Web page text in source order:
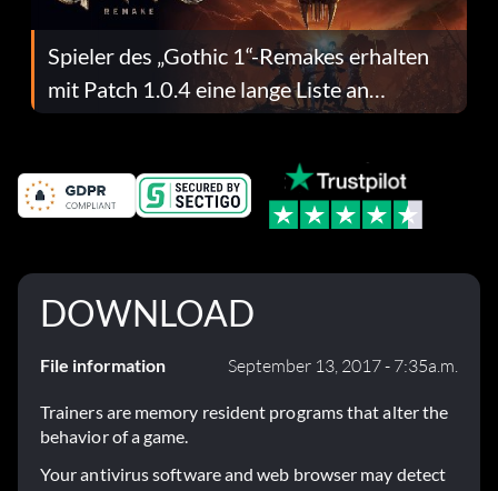
Spieler des „Gothic 1“-Remakes erhalten
mit Patch 1.0.4 eine lange Liste an
Fehlerbehebungen
DOWNLOAD
File information September 13, 2017 - 7:35a.m.
Trainers are memory resident programs that alter the
behavior of a game.
Your antivirus software and web browser may detect